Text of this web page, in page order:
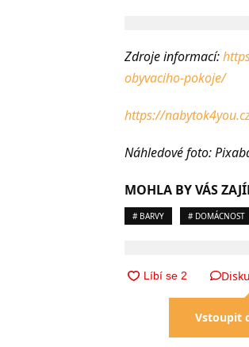
Zdroje informací:
obyvaciho-pokoje/
https://
Náhledové foto:
MOHLA BY VÁS
# BARVY # DOMÁCNOST
Vstoupit